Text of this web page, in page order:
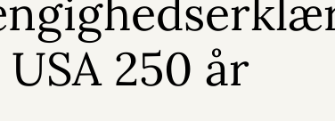
250 år